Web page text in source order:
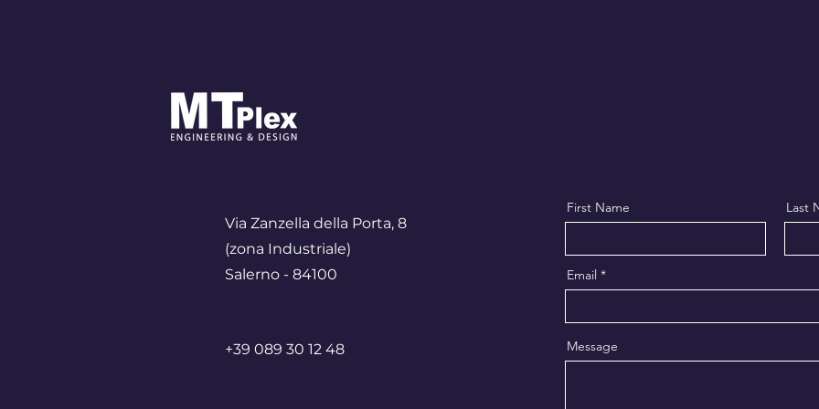
Via Zanzella della Porta, 8
(zona Industriale)
Salerno - 84100
+39 089 30 12 48
First Name Last
Email
Message